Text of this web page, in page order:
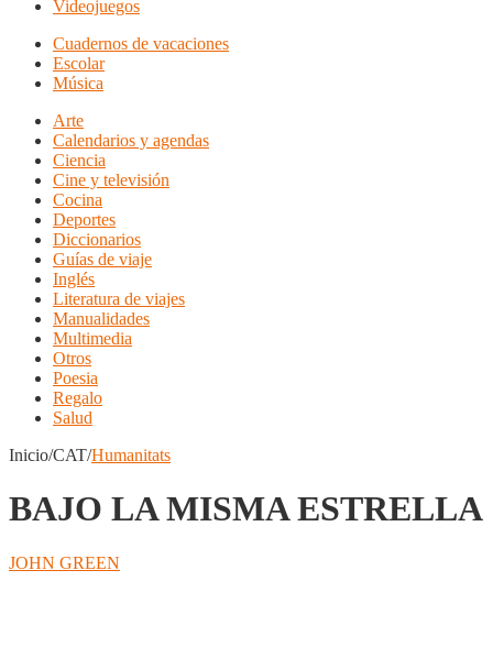
Videojuegos
Cuadernos de vacaciones
Escolar
Música
Arte
Calendarios y agendas
Ciencia
Cine y televisión
Cocina
Deportes
Diccionarios
Guías de viaje
Inglés
Literatura de viajes
Manualidades
Multimedia
Otros
Poesia
Regalo
Salud
Inicio/CAT/Humanitats
BAJO LA MISMA ESTRELLA
JOHN GREEN